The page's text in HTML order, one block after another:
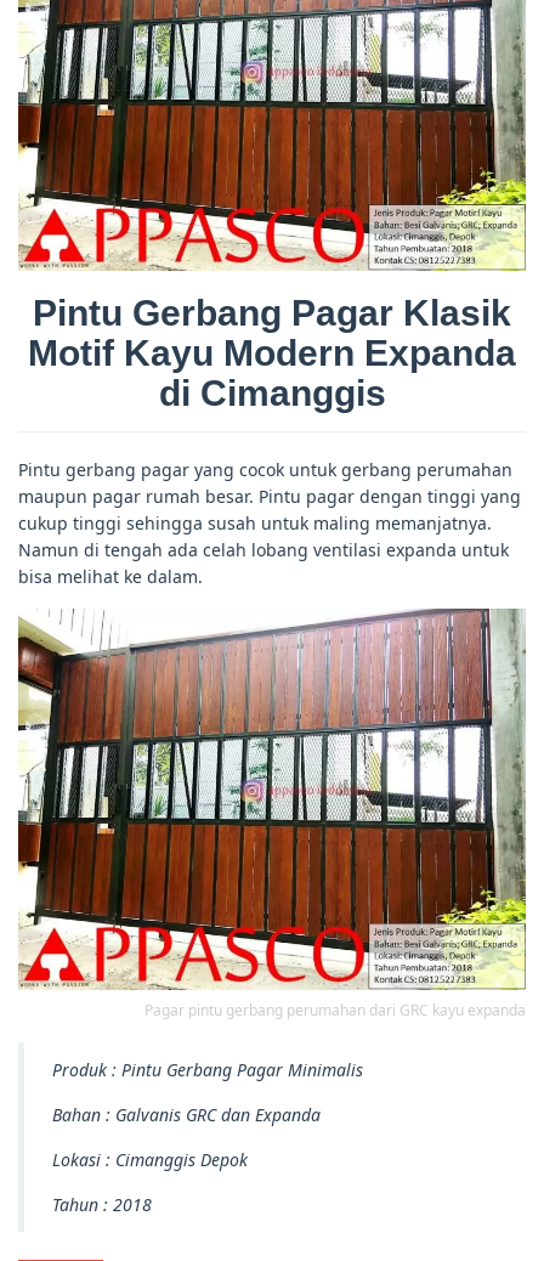
Pintu Gerbang Pagar Klasik
Motif Kayu Modern Expanda
di Cimanggis
Pintu gerbang pagar yang cocok untuk gerbang perumahan
maupun pagar rumah besar. Pintu pagar dengan tinggi yang
cukup tinggi sehingga susah untuk maling memanjatnya.
Namun di tengah ada celah lobang ventilasi expanda untuk
bisa melihat ke dalam.
Pagar pintu gerbang perumahan dari GRC kayu expanda
Produk : Pintu Gerbang Pagar Minimalis
Bahan : Galvanis GRC dan Expanda
Lokasi : Cimanggis Depok
Tahun : 2018